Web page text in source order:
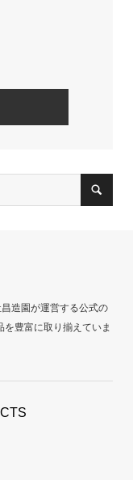
造園が運営する公式の
豊富に取り揃えていま